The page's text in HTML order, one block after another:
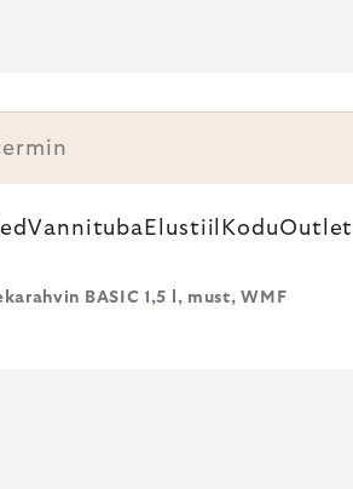
Vannituba Elustiil KoduOutlet
BASIC 1,5 l, must, WMF